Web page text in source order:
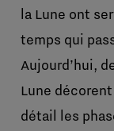
la Lune ont
temps qui
Aujourd’hui,
Lune
détail les